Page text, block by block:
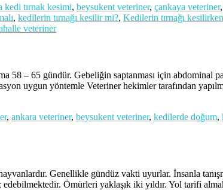
kedi tırnak kesimi, beysukent veteriner, çankaya veteriner,
, kedilerin tırnağı kesilir mi?, Kedilerin tırnağı
veteriner
– 65 gündür. Gebeliğin saptanması için abdominal
uygun yöntemle Veteriner hekimler tarafından
, ankara veteriner, beysukent veteriner, kedilerde doğum,
Genellikle gündüz vakti uyurlar. İnsanla
Ömürleri yaklaşık iki yıldır. Yol tarifi